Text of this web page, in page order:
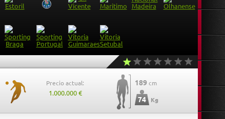
Precio actual:
1.000.000 €
189 cm
74 Kg